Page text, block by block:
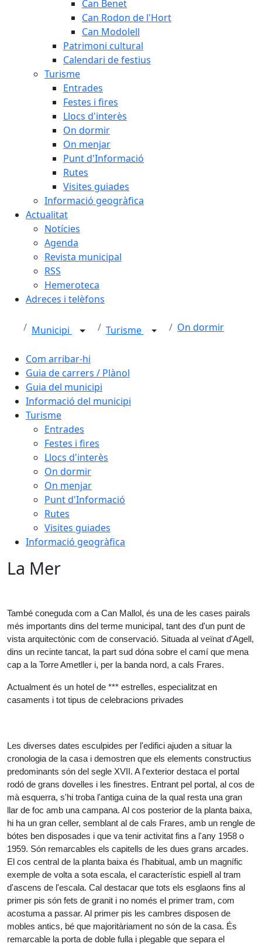
Can Benet
Can Rodon de l'Hort
Can Modolell
Patrimoni cultural
Calendari de festius
Turisme
Entrades
Festes i fires
Llocs d'interès
On dormir
On menjar
Punt d'Informació
Rutes
Visites guiades
Informació geogràfica
Actualitat
Notícies
Agenda
Revista municipal
RSS
Hemeroteca
Adreces i telèfons
Municipi Turisme On dormir
Com arribar-hi
Guia de carrers / Plànol
Guia del municipi
Informació del municipi
Turisme
Entrades
Festes i fires
Llocs d'interès
On dormir
On menjar
Punt d'Informació
Rutes
Visites guiades
Informació geogràfica
La Mer
També coneguda com a Can Mallol, és una de les cases pairals
més importants dins del terme municipal, tant des d'un punt de
vista arquitectònic com de conservació. Situada al veïnat d'Agell,
dins un recinte tancat, la part sud dóna sobre el camí que mena
cap a la Torre Ametller i, per la banda nord, a cals Frares.
Actualment és un hotel de *** estrelles, especialitzat en
casaments i tot tipus de celebracions privades
Les diverses dates esculpides per l'edifici ajuden a situar la
cronologia de la casa i demostren que els elements constructius
predominants són del segle XVII. A l'exterior destaca el portal
rodó de grans dovelles i les finestres. Entrant pel portal, al cos de
mà esquerra, s'hi troba l'antiga cuina de la qual resta una gran
llar de foc amb una campana. Al cos posterior de la planta baixa,
hi ha un gran celler, semblant al de cals Frares, amb un rengle de
bótes ben disposades i que va tenir activitat fins a l'any 1958 o
1959. Són remarcables els capitells de les dues grans arcades.
El cos central de la planta baixa és l'habitual, amb un magnífic
exemple de volta a sota escala, el característic espiell al tram
d'ascens de l'escala. Cal destacar que tots els esglaons fins al
primer pis són fets de granit i no només el primer tram, com
acostuma a passar. Al primer pis les cambres disposen de
mobles antics, bé que majoritàriament no són de la casa. És
remarcable la porta de doble fulla i plegable que separa el